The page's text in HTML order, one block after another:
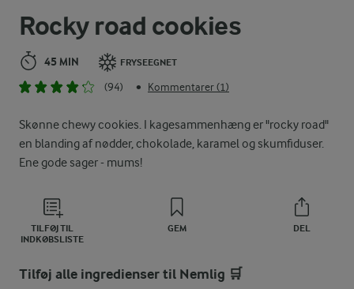
Rocky road cookies
45 MIN FRYSEEGNET
(94) • Kommentarer (1)
Skønne chewy cookies. I kagesammenhæng er "rocky road"
en blanding af nødder, chokolade, karamel og skumfiduser.
Ene gode sager - mums!
TILFØJ TIL
INDKØBSLISTE
GEM DEL
Tilføj alle ingredienser til Nemlig 🛒